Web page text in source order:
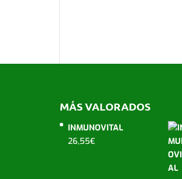
MÁS VALORADOS
INMUNOVITAL
26,55€